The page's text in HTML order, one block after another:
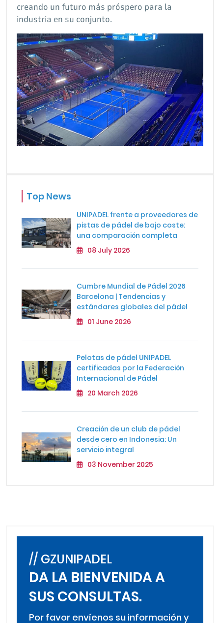
creando un futuro más próspero para la
industria en su conjunto.
Top News
UNIPADEL frente a proveedores de
pistas de pádel de bajo coste:
una comparación completa
08 July 2026
Cumbre Mundial de Pádel 2026
Barcelona | Tendencias y
estándares globales del pádel
01 June 2026
Pelotas de pádel UNIPADEL
certificadas por la Federación
Internacional de Pádel
20 March 2026
Creación de un club de pádel
desde cero en Indonesia: Un
servicio integral
03 November 2025
// GZUNIPADEL
DA LA BIENVENIDA A
SUS CONSULTAS.
Por favor envíenos su información y